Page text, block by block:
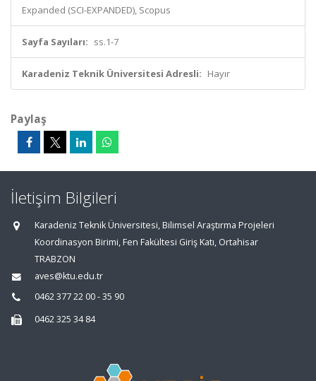
Expanded (SCI-EXPANDED), Scopus
Sayfa Sayıları: ss.1-7
Karadeniz Teknik Üniversitesi Adresli: Hayır
Paylaş
İletişim Bilgileri
Karadeniz Teknik Üniversitesi, Bilimsel Araştırma Projeleri
Koordinasyon Birimi, Fen Fakültesi Giriş Katı, Ortahisar
TRABZON
aves@ktu.edu.tr
0462 377 22 00 - 35 90
0462 325 34 84